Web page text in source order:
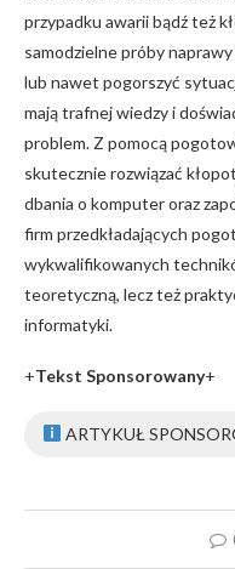
przypadku awarii bądź też
samodzielne próby
lub nawet pogorszyć
mają trafnej wiedzy i
problem. Z pomocą
skutecznie rozwiązać
dbania o komputer oraz
firm przedkładających
wykwalifikowanych
teoretyczną, lecz też
informatyki.
+Tekst Sponsorowany+
ARTYKUŁ